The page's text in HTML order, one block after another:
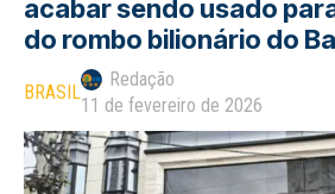
acabar sendo usado
do rombo bilionário do
BRASIL
Redação
11 de fevereiro de 2026